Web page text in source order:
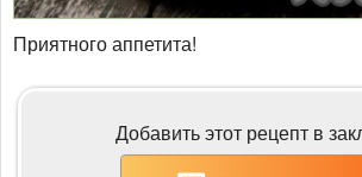
​​​​​​​Приятного аппетита!
Добавить этот рецепт в